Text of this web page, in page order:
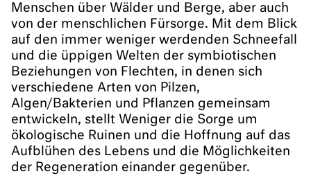
Menschen über Wälder und Berge, aber auch
von der menschlichen Fürsorge. Mit dem Blick
auf den immer weniger werdenden Schneefall
und die üppigen Welten der symbiotischen
Beziehungen von Flechten, in denen sich
verschiedene Arten von Pilzen,
Algen/Bakterien und Pflanzen gemeinsam
entwickeln, stellt Weniger die Sorge um
ökologische Ruinen und die Hoffnung auf das
Aufblühen des Lebens und die Möglichkeiten
der Regeneration einander gegenüber.